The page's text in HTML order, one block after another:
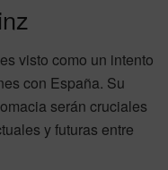
visto como un intento
con España. Su
serán cruciales
y futuras entre